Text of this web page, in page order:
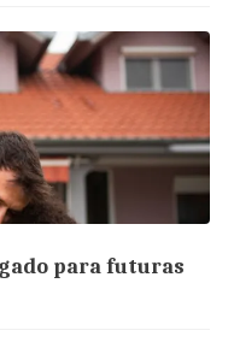
para futuras